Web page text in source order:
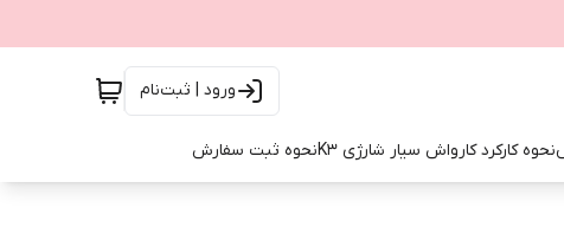
ورود | ثبت‌نام
نحوه کارکرد کارواش سیار شارژی K3 نحوه ثبت سفارش